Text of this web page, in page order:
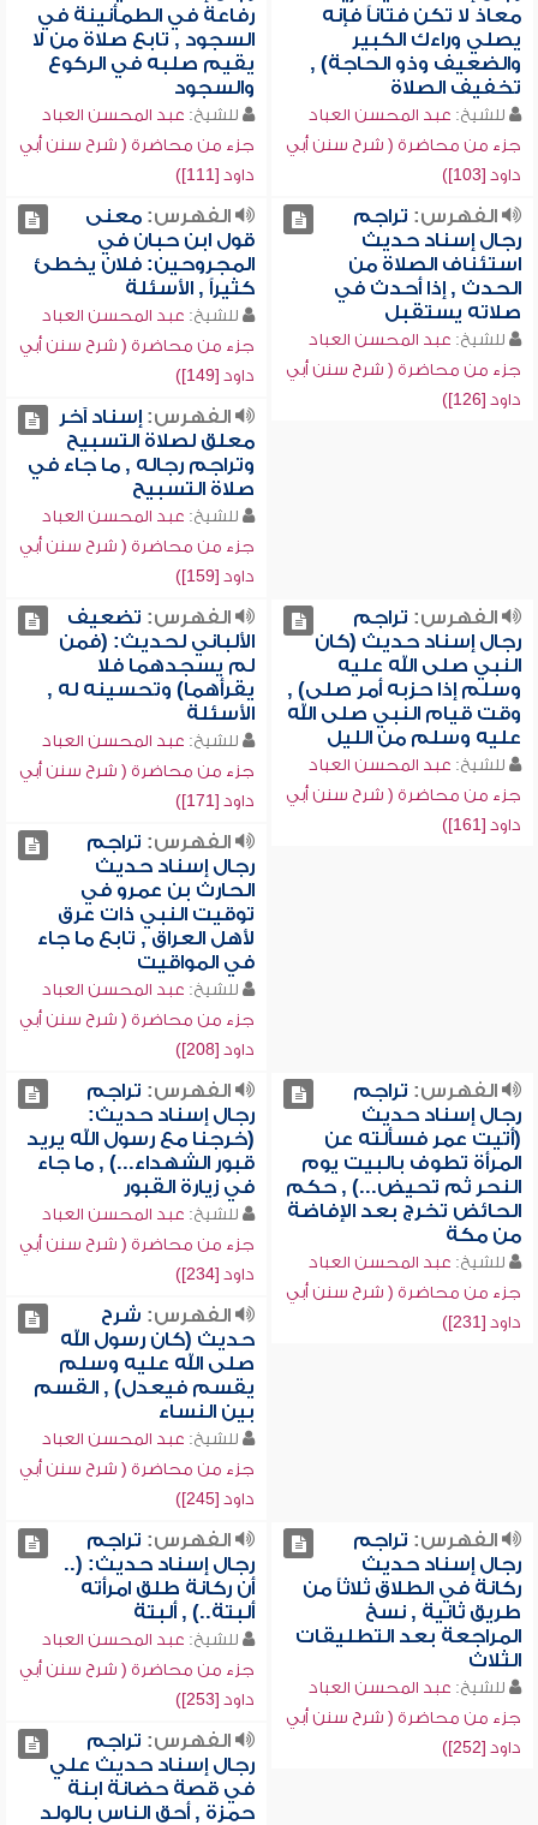
معاذ لا تكن فتاناً فإنه
يصلي وراءك الكبير
والضعيف وذو الحاجة) ,
تخفيف الصلاة
للشيخ: عبد المحسن العباد
جزء من محاضرة ( شرح سنن أبي
داود [103])
رفاعة في الطمأنينة في
السجود , تابع صلاة من لا
يقيم صلبه في الركوع
والسجود
للشيخ: عبد المحسن العباد
جزء من محاضرة ( شرح سنن أبي
داود [111])
الفهرس: تراجم
رجال إسناد حديث
استئناف الصلاة من
الحدث , إذا أحدث في
صلاته يستقبل
للشيخ: عبد المحسن العباد
جزء من محاضرة ( شرح سنن أبي
داود [126])
الفهرس:معنى
قول ابن حبان في
المجروحين: فلان يخطئ
كثيراً , الأسئلة
للشيخ: عبد المحسن العباد
جزء من محاضرة ( شرح سنن أبي
داود [149])
الفهرس:إسناد آخر
معلق لصلاة التسبيح
وتراجم رجاله , ما جاء في
صلاة التسبيح
للشيخ: عبد المحسن العباد
جزء من محاضرة ( شرح سنن أبي
داود [159])
الفهرس: تراجم
رجال إسناد حديث (كان
النبي صلى الله عليه
وسلم إذا حزبه أمر صلى) ,
وقت قيام النبي صلى الله
عليه وسلم من الليل
للشيخ: عبد المحسن العباد
جزء من محاضرة ( شرح سنن أبي
داود [161])
الفهرس: تضعيف
الألباني لحديث: (فمن
لم يسجدهما فلا
يقرأهما) وتحسينه له ,
الأسئلة
للشيخ: عبد المحسن العباد
جزء من محاضرة ( شرح سنن أبي
داود [171])
الفهرس: تراجم
رجال إسناد حديث
الحارث بن عمرو في
توقيت النبي ذات عرق
لأهل العراق , تابع ما جاء
في المواقيت
للشيخ: عبد المحسن العباد
جزء من محاضرة ( شرح سنن أبي
داود [208])
الفهرس: تراجم
رجال إسناد حديث
(أتيت عمر فسألته عن
المرأة تطوف بالبيت يوم
النحر ثم تحيض...) , حكم
الحائض تخرج بعد الإفاضة
من مكة
للشيخ: عبد المحسن العباد
جزء من محاضرة ( شرح سنن أبي
داود [231])
الفهرس: تراجم
رجال إسناد حديث:
(خرجنا مع رسول الله يريد
قبور الشهداء...) , ما جاء
في زيارة القبور
للشيخ: عبد المحسن العباد
جزء من محاضرة ( شرح سنن أبي
داود [234])
الفهرس: شرح
حديث (كان رسول الله
صلى الله عليه وسلم
يقسم فيعدل) , القسم
بين النساء
للشيخ: عبد المحسن العباد
جزء من محاضرة ( شرح سنن أبي
داود [245])
الفهرس: تراجم
رجال إسناد حديث
ركانة في الطلاق ثلاثاً من
طريق ثانية , نسخ
المراجعة بعد التطليقات
الثلاث
للشيخ: عبد المحسن العباد
جزء من محاضرة ( شرح سنن أبي
داود [252])
الفهرس: تراجم
رجال إسناد حديث: (..
أن ركانة طلق امرأته
ألبتة..) , ألبتة
للشيخ: عبد المحسن العباد
جزء من محاضرة ( شرح سنن أبي
داود [253])
الفهرس: تراجم
رجال إسناد حديث علي
في قصة حضانة ابنة
حمزة , أحق الناس بالولد